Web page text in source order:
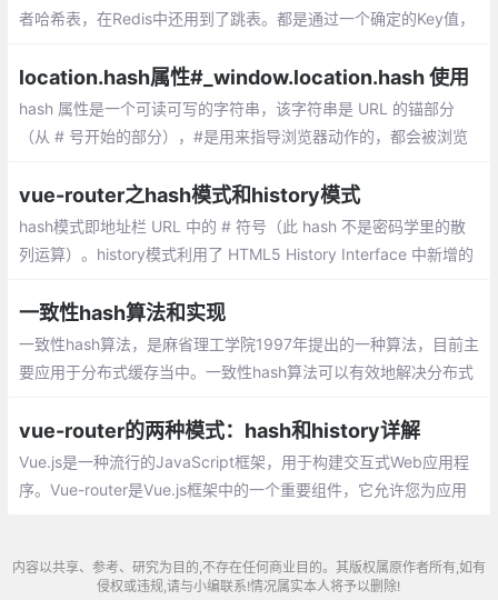
者哈希表，在Redis中还用到了跳表。都是通过一个确定的Key值，
Hash。
location.hash属性#_window.location.hash 使用
hash 属性是一个可读可写的字符串，该字符串是 URL 的锚部分
（从 # 号开始的部分），#是用来指导浏览器动作的，都会被浏览
端。对服务器端完全无用。所以，HTTP请求中不包括#。
vue-router之hash模式和history模式
hash模式即地址栏 URL 中的 # 符号（此 hash 不是密码学里的散
列运算）。history模式利用了 HTML5 History Interface 中新增的
一致性hash算法和实现
一致性hash算法，是麻省理工学院1997年提出的一种算法，目前主
要应用于分布式缓存当中。一致性hash算法可以有效地解决分布式
vue-router的两种模式：hash和history详解
Vue.js是一种流行的JavaScript框架，用于构建交互式Web应用程
序。Vue-router是Vue.js框架中的一个重要组件，它允许您为应用
内容以共享、参考、研究为目的,不存在任何商业目的。其版权属原作者所有,如有
侵权或违规,请与小编联系!情况属实本人将予以删除!